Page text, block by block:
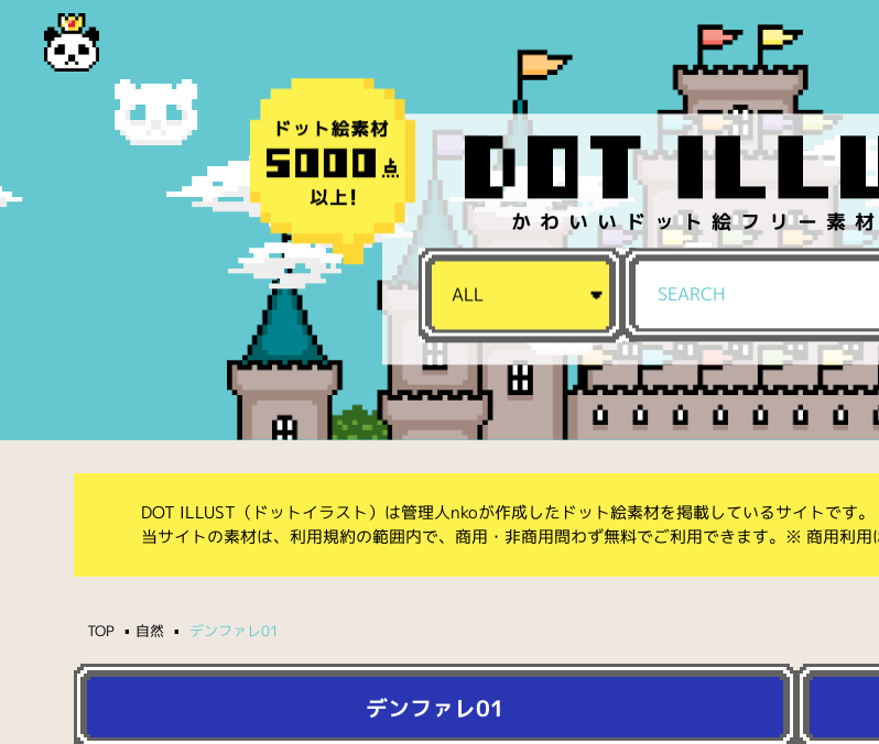
かわいいドット絵フリー素
DOT ILLUST（ドットイラスト）は管理人nkoが作成したドット絵素材を掲載しているサイトです。
当サイトの素材は、利用規約の範囲内で、商用・非商用問わず無料でご利用できます。※ 商用利用
TOP 自然 デンファレ01
デンファレ01